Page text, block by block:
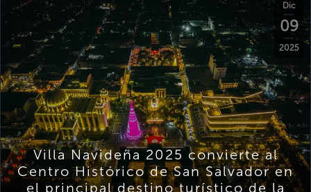
Dic
09
2025
Villa Navideña 2025 convierte al
Centro Histórico de San Salvador en
el principal destino turístico de la